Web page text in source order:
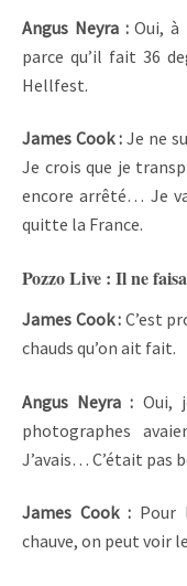
Angus Neyra :Oui, à
parce qu’il fait 36
Hellfest.
James Cook :Je ne
Je crois que je
encore arrêté… Je
quitte la France.
Pozzo Live : Il ne
James Cook : C’est
chauds qu’on ait fait.
Angus Neyra : Oui,
photographes
J’avais… C’était pas
James Cook : Pour
chauve, on peut voir